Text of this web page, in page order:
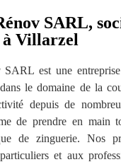
SARL,
Villarzel
SARL est une
le domaine de la
depuis de
de prendre en main
de zinguerie. Nos
et aux